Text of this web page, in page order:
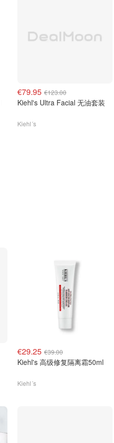
€79.95 €123.00
Kiehl's Ultra Facial 无油套装
Kiehl´s
€29.25 €39.00
Kiehl's 高级修复隔离霜50ml
Kiehl´s